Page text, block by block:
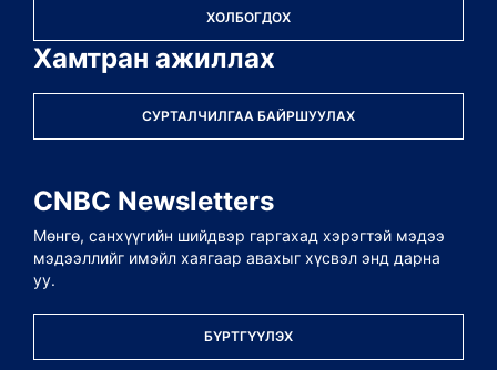
ХОЛБОГДОХ
Хамтран ажиллах
СУРТАЛЧИЛГАА БАЙРШУУЛАХ
CNBC Newsletters
Мөнгө, санхүүгийн шийдвэр гаргахад хэрэгтэй мэдээ
мэдээллийг имэйл хаягаар авахыг хүсвэл энд дарна
уу.
БҮРТГҮҮЛЭХ